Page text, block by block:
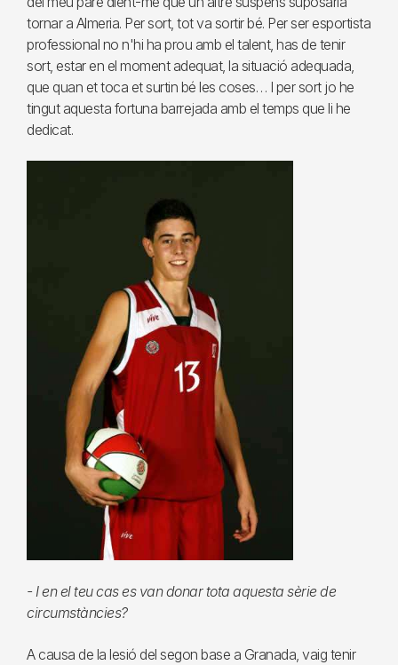
tornar a Almeria. Per sort, tot va sortir bé. Per ser esportista
professional no n'hi ha prou amb el talent, has de tenir
sort, estar en el moment adequat, la situació adequada,
que quan et toca et surtin bé les coses… I per sort jo he
tingut aquesta fortuna barrejada amb el temps que li he
dedicat.
- I en el teu cas es van donar tota aquesta sèrie de
circumstàncies?
A causa de la lesió del segon base a Granada, vaig tenir